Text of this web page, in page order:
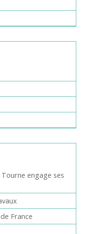
engage ses
France